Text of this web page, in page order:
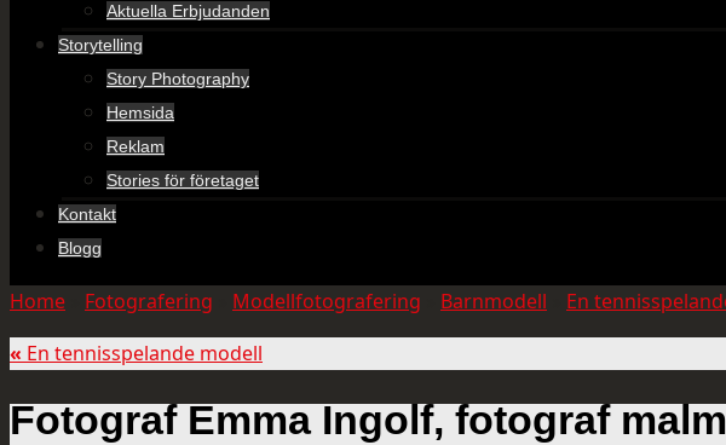
Aktuella Erbjudanden
Storytelling
Story Photography
Hemsida
Reklam
Stories för företaget
Kontakt
Blogg
Home Fotografering Modellfotografering Barnmodell En
« En tennisspelande modell
Fotograf Emma Ingolf, fotograf